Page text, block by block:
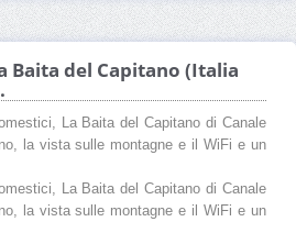
Baita del Capitano (Italia
La Baita del Capitano di Canale
la vista sulle montagne e il WiFi e un
La Baita del Capitano di Canale
la vista sulle montagne e il WiFi e un